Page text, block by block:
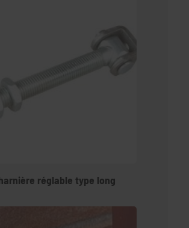
réglable type long